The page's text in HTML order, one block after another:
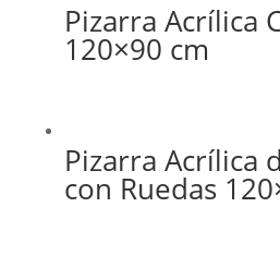
Pizarra Acrílica
120×90 cm
Pizarra Acrílica
con Ruedas